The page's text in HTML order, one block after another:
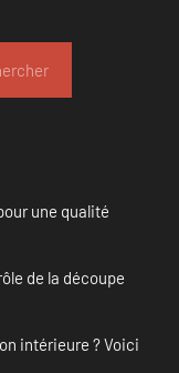
une qualité
de la découpe
intérieure ? Voici